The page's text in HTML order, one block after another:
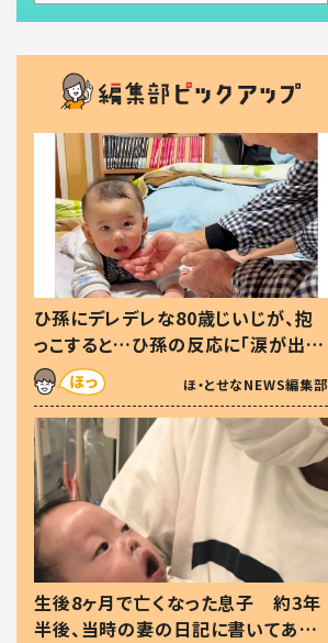
ひ孫にデレデレな80歳じいじが、抱
っこすると…ひ孫の反応に「涙が出ま
した」「可愛くて仕方ない」
ほ・とせなNEWS編集部
生後8ヶ月で亡くなった息子 約3年
半後、当時の妻の日記に書いてあっ